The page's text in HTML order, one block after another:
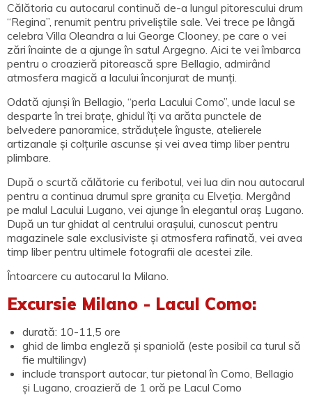
Călătoria cu autocarul continuă de-a lungul pitorescului drum
“Regina”, renumit pentru priveliștile sale. Vei trece pe lângă
celebra Villa Oleandra a lui George Clooney, pe care o vei
zări înainte de a ajunge în satul Argegno. Aici te vei îmbarca
pentru o croazieră pitorească spre Bellagio, admirând
atmosfera magică a lacului înconjurat de munți.
Odată ajunși în Bellagio, “perla Lacului Como”, unde lacul se
desparte în trei brațe, ghidul îți va arăta punctele de
belvedere panoramice, străduțele înguste, atelierele
artizanale și colțurile ascunse și vei avea timp liber pentru
plimbare.
După o scurtă călătorie cu feribotul, vei lua din nou autocarul
pentru a continua drumul spre granița cu Elveția. Mergând
pe malul Lacului Lugano, vei ajunge în elegantul oraș Lugano.
După un tur ghidat al centrului orașului, cunoscut pentru
magazinele sale exclusiviste și atmosfera rafinată, vei avea
timp liber pentru ultimele fotografii ale acestei zile.
Întoarcere cu autocarul la Milano.
Excursie Milano - Lacul Como:
durată: 10-11,5 ore
ghid de limba engleză și spaniolă (este posibil ca turul să
fie multilingv)
include transport autocar, tur pietonal în Como, Bellagio
și Lugano, croazieră de 1 oră pe Lacul Como